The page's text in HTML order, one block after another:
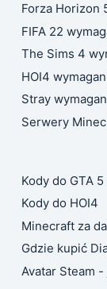
Forza Horizon
FIFA 22
The Sims 4
HOI4
Stray
Serwery
Kody do GTA 5
Kody do HOI4
Minecraft za
Gdzie kupić
Avatar Steam